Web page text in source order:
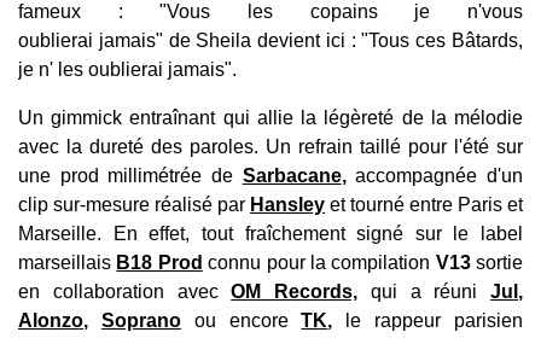
fameux : "Vous les copains je n'vous
oublierai jamais" de Sheila devient ici : "Tous ces Bâtards,
je n' les oublierai jamais".
Un gimmick entraînant qui allie la légèreté de la mélodie
avec la dureté des paroles. Un refrain taillé pour l'été sur
une prod millimétrée de Sarbacane,accompagnée d'un
clip sur-mesure réalisé par Hansley et tourné entre Paris et
Marseille. En effet, tout fraîchement signé sur le label
marseillais B18 Prod connu pour la compilation V13 sortie
en
collaboration avec OM Records, qui a réuni Jul ,
Alonzo, Soprano ou encore TK, le rappeur parisien